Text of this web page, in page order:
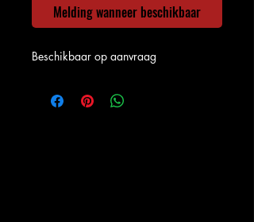
Melding wanneer beschikbaar
Beschikbaar op aanvraag